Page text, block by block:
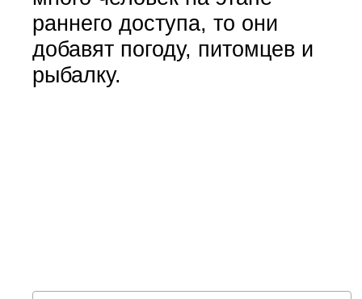
раннего доступа, то они
добавят погоду, питомцев и
рыбалку.